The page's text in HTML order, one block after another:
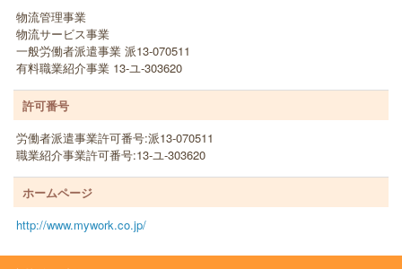
物流管理事業
物流サービス事業
一般労働者派遣事業 派13-070511
有料職業紹介事業 13-ユ-303620
許可番号
労働者派遣事業許可番号:派13-070511
職業紹介事業許可番号:13-ユ-303620
ホームページ
http://www.mywork.co.jp/